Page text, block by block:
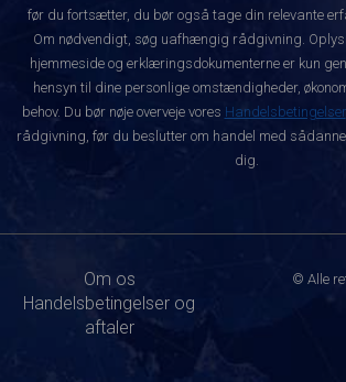
før du fortsætter, du bør også tage din relevante
Om nødvendigt, søg uafhængig rådgivning.
hjemmeside og erklæringsdokumenterne er kun
hensyn til dine personlige omstændigheder,
behov. Du bør nøje overveje vores Handelsbetingelser
rådgivning, før du beslutter om handel med
dig.
Om os
Handelsbetingelser og
aftaler
© Alle